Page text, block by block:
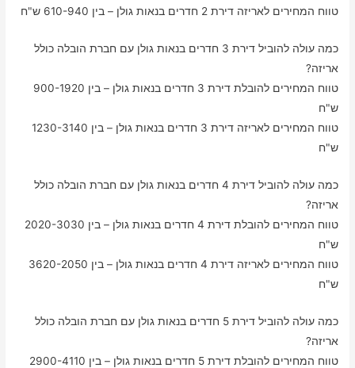
טווח המחירים לאריזה דירת 2 חדרים בנאות גולן – בין 610-940 ש"ח
כמה עולה להוביל דירת 3 חדרים בנאות גולן עם חברת הובלה כולל
אריזה?
טווח המחירים להובלת דירת 3 חדרים בנאות גולן – בין 900-1920
ש"ח
טווח המחירים לאריזה דירת 3 חדרים בנאות גולן – בין 1230-3140
ש"ח
כמה עולה להוביל דירת 4 חדרים בנאות גולן עם חברת הובלה כולל
אריזה?
טווח המחירים להובלת דירת 4 חדרים בנאות גולן – בין 2020-3030
ש"ח
טווח המחירים לאריזה דירת 4 חדרים בנאות גולן – בין 3620-2050
ש"ח
כמה עולה להוביל דירת 5 חדרים בנאות גולן עם חברת הובלה כולל
אריזה?
טווח המחירים להובלת דירת 5 חדרים בנאות גולן – בין 2900-4110